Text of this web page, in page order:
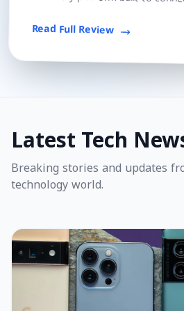
Read Full Review
Latest Tech
Breaking stories and updates
technology world.